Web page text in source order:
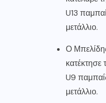
U13
μετάλλιο.
Ο
κατέκτησε
U9
μετάλλιο.